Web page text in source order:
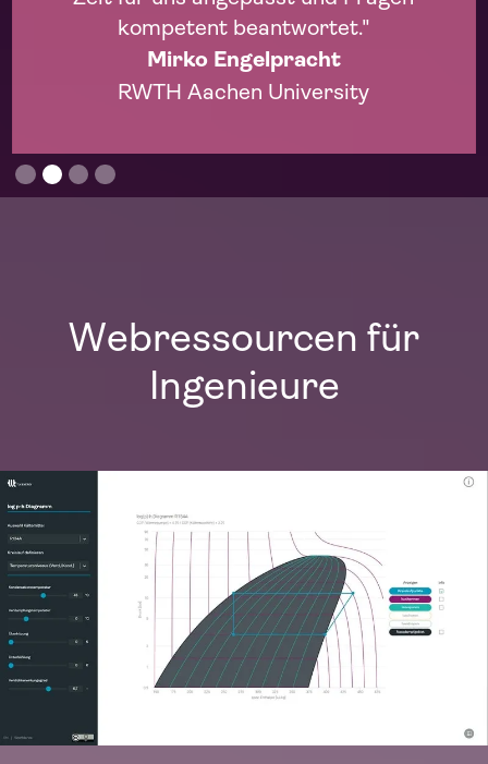
kompetent beantwortet."
Mirko Engelpracht
RWTH Aachen University
Slide 2 of 4.
Webressourcen für
Ingenieure